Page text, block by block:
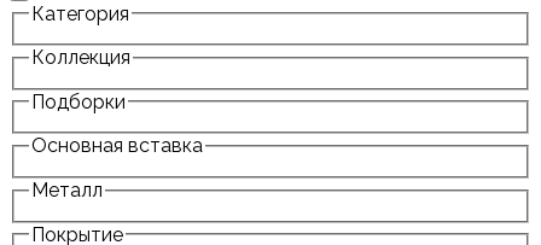
Категория
Коллекция
Подборки
Основная вставка
Металл
Покрытие